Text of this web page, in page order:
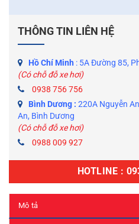
THÔNG TIN LIÊN HỆ
Hồ Chí Minh : 5A Đường 85,
(Có chỗ đỗ xe hơi)
0938 756 756
Bình Dương : 220A Nguyễn
An, Bình Dương
(Có chỗ đỗ xe hơi)
0988 009 927
HOTLINE :
Mô tả